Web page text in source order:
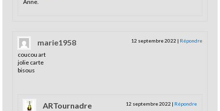
Anne.
marie1958 12 septembre 2022 | Répondre
coucou art
jolie carte
bisous
ARTournadre 12 septembre 2022 | Répondre